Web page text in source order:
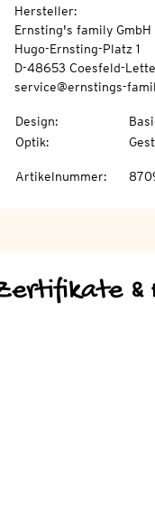
Hersteller:
Ernsting's family GmbH
Hugo-Ernsting-Platz 1
D-48653 Coesfeld-Lette
service@ernstings-
Design:
Optik:
Artikelnummer:
&